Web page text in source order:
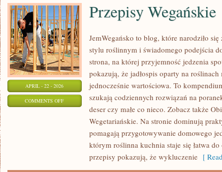
APRIL - 22 - 2026
COMMENTS OFFON
WEGAŃSKIE
Przepisy Wegańskie
JemWegańsko to blog, które narodziło
stylu roślinnym i świadomego podejścia
strona, na której przyjemność jedzenia
pokazują, że jadłospis oparty na
jednocześnie wartościowa. To
szukają codziennych rozwiązań na
deser czy małe co nieco. Zobacz także
Wegetariańskie. Na stronie dominują
pomagają przygotowywanie domowego
którym roślinna kuchnia staje się łatwa
przepisy pokazują, że wykluczenie [